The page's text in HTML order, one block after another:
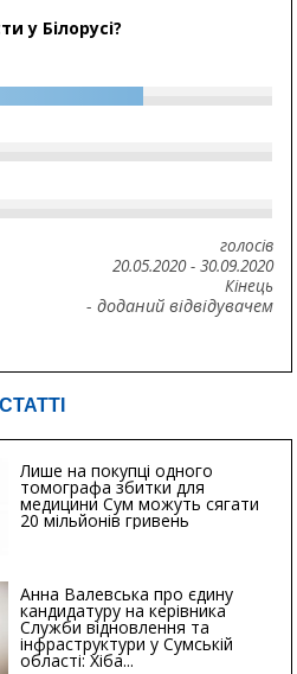
у Білорусі?
голосів
20.05.2020- 30.09.2020
Кінець
- доданий відвідувачем
СТАТТІ
Лише на покупці одного
томографа збитки для
медицини Сум можуть сягати
20 мільйонів гривень
Анна Валевська про єдину
кандидатуру на керівника
Служби відновлення та
інфраструктури у Сумській
області: Хіба...